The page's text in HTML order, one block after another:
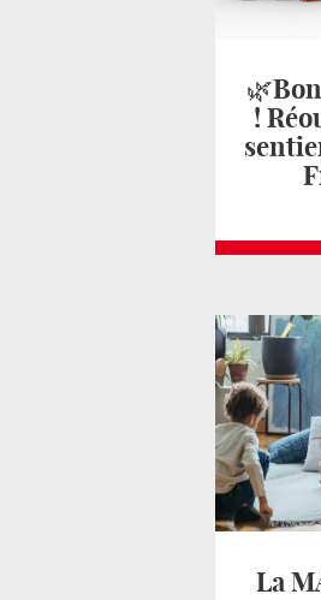
!
La